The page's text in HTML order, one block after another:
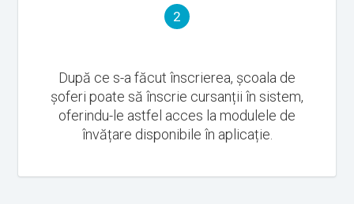
2
După ce s-a făcut înscrierea, școala de
șoferi poate să înscrie cursanții în sistem,
oferindu-le astfel acces la modulele de
învățare disponibile în aplicație.